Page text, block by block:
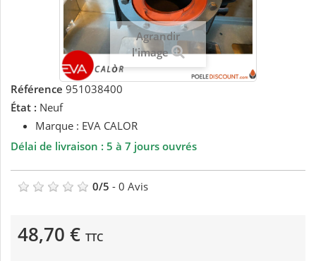
Agrandir
l'image
Référence 951038400
État : Neuf
Marque : EVA CALOR
Délai de livraison : 5 à 7 jours ouvrés
0/5 - 0 Avis
48,70 € TTC